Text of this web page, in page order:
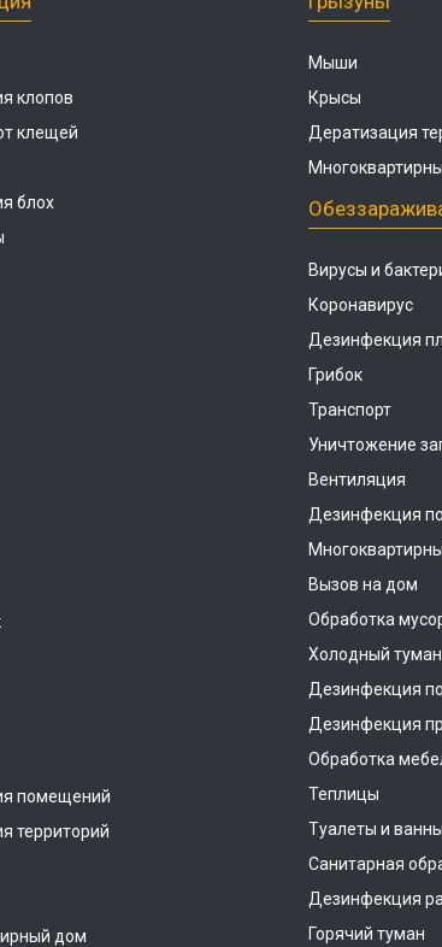
клопов
клещей
блох
помещений
территорий
дом
Мыши
Крысы
Дератизация
Вирусы и
Коронавирус
Дезинфекция
Грибок
Транспорт
Уничтожение
Вентиляция
Дезинфекция
Вызов на дом
Обработка
Холодный туман
Дезинфекция
Дезинфекция
Обработка
Теплицы
Туалеты и
Санитарная
Дезинфекция
Горячий туман